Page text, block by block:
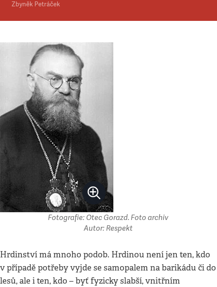
Zbyněk Petráček
Fotografie: Otec Gorazd. Foto archiv
Autor: Respekt
Hrdinství má mnoho podob. Hrdinou není jen ten, kdo
v případě potřeby vyjde se samopalem na barikádu či do
lesů, ale i ten, kdo – byť fyzicky slabší, vnitřním